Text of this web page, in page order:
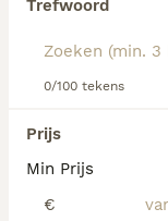
Trefwoord
0/100 tekens
Prijs
Min Prijs
€
Cavapoo— bepalen
Poedel en
Poedel, hebben
(ongeveer 87,5%
hypoallergene
F2 Cavapoos
,
variatie tonen in
We